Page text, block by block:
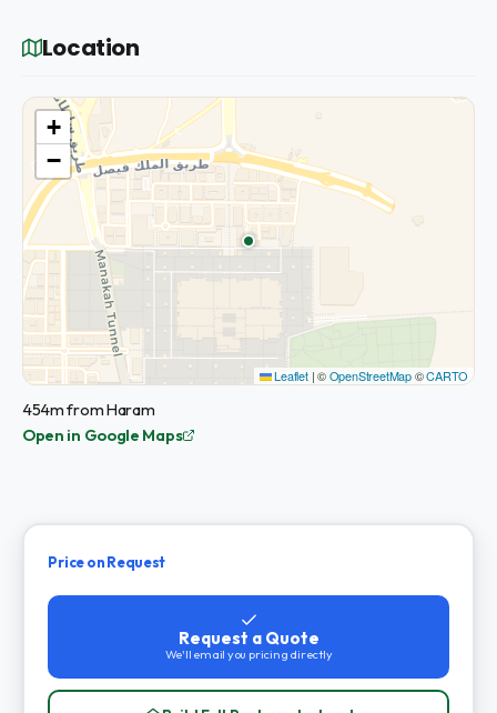
Location
+
−
Leaflet |©OpenStreetMap©CARTO
454m from Haram
Open in Google Maps
Price on Request
Request a Quote
We'll email you pricing directly